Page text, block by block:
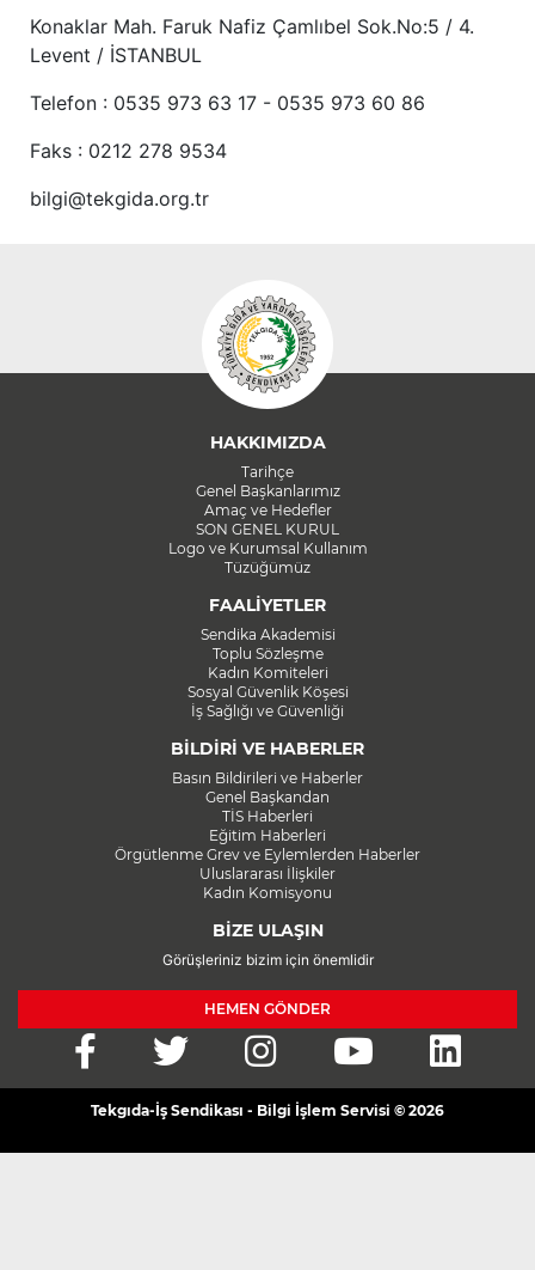
Konaklar Mah. Faruk Nafiz Çamlıbel Sok.No:5 / 4.
Levent / İSTANBUL
Telefon : 0535 973 63 17 - 0535 973 60 86
Faks : 0212 278 9534
bilgi@tekgida.org.tr
HAKKIMIZDA
Tarihçe
Genel Başkanlarımız
Amaç ve Hedefler
SON GENEL KURUL
Logo ve Kurumsal Kullanım
Tüzüğümüz
FAALİYETLER
Sendika Akademisi
Toplu Sözleşme
Kadın Komiteleri
Sosyal Güvenlik Köşesi
İş Sağlığı ve Güvenliği
BİLDİRİ VE HABERLER
Basın Bildirileri ve Haberler
Genel Başkandan
TİS Haberleri
Eğitim Haberleri
Örgütlenme Grev ve Eylemlerden Haberler
Uluslararası İlişkiler
Kadın Komisyonu
BİZE ULAŞIN
Görüşleriniz bizim için önemlidir
HEMEN GÖNDER
Tekgıda-İş Sendikası - Bilgi İşlem Servisi © 2026